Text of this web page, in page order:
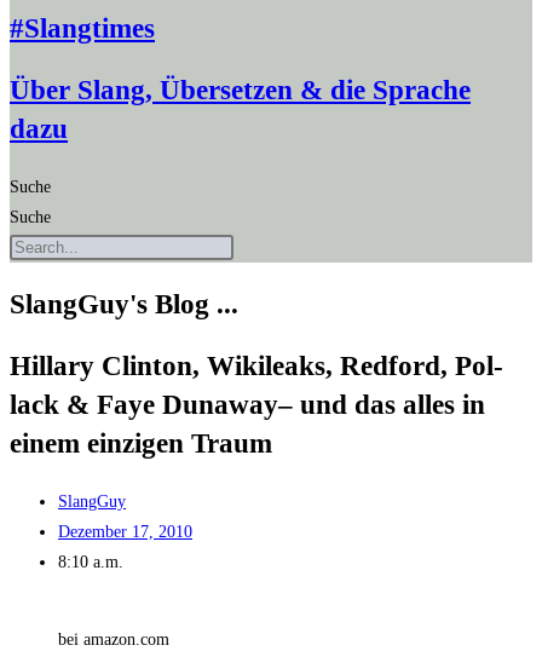
#Slangtimes
Über Slang, Übersetzen & die Sprache
dazu
Suche
Suche
SlangGuy's Blog ...
Hil­la­ry Clin­ton, Wiki­leaks, Red­ford, Pol­
lack & Faye Duna­way– und das alles in
einem ein­zi­gen Traum
SlangGuy
Dezember 17, 2010
8:10 a.m.
bei amazon.com